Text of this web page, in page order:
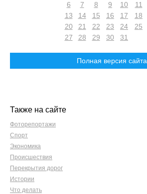
6
7 8 9 10 11
13
14 15 16 17 18
20
21 22 23 24 25
27
28 29 30 31
Полная версия сайта
Также на сайте
Фоторепортажи
Спорт
Экономика
Происшествия
Перекрытия дорог
Истории
Что делать